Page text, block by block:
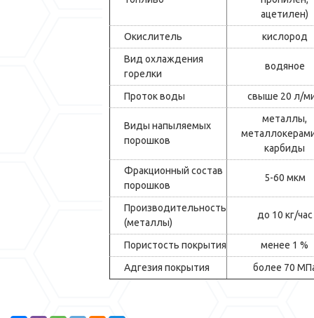
ацетилен)
Окислитель
кислород
Вид охлаждения
горелки
водяное
Проток воды свыше 20 л/
Виды напыляемых
порошков
металлы,
карбиды
Фракционный состав
порошков
5-60 мкм
Производительность
(металлы)
до 10 кг/час
Пористость покрытия
менее 1 %
Адгезия покрытия
более 70